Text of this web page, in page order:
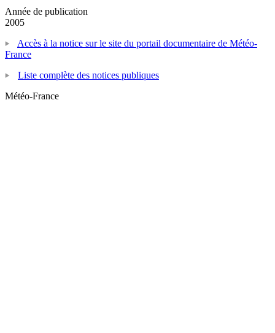
Année de publication
2005
Accès à la notice sur le site du portail documentaire de Météo-
France
Liste complète des notices publiques
Météo-France